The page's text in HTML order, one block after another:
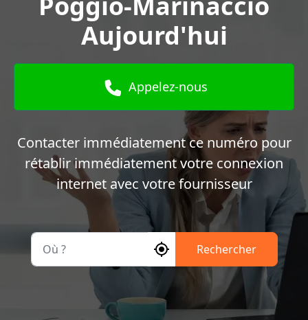
Aujourd'hui
Appelez-nous
Contacter immédiatement ce numéro pour
rétablir immédiatement votre connexion
internet avec votre fournisseur
Rechercher